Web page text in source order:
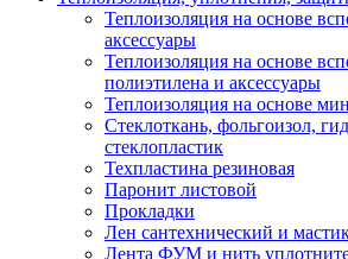
Теплоизоляция на основе
аксессуары
Теплоизоляция на основе
полиэтилена и аксессуары
Теплоизоляция на основе
Стеклоткань, фольгоизол,
стеклопластик
Техпластина резиновая
Паронит листовой
Прокладки
Лен сантехнический и
Лента ФУМ и нить